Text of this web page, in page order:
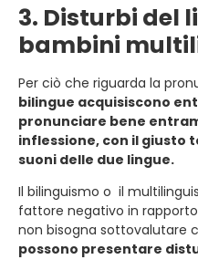
3. Disturbi del
bambini
Per ciò che riguarda la
bilingue acquisiscono
pronunciare bene
inflessione, con il giusto
suoni delle due lingue.
Il bilinguismo o il
fattore negativo in
non bisogna sottovalutare
possono presentare